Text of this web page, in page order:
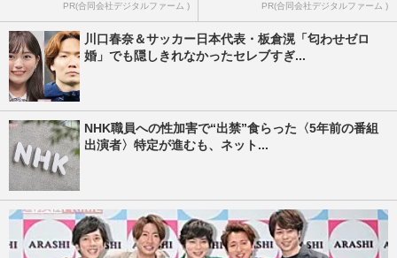
PR(合同会社デジタルファーム ) PR(合同会社デジタルファーム )
川口春奈＆サッカー日本代表・板倉滉「匂わせゼロ
婚」でも隠しきれなかったセレブすぎ...
NHK職員への性加害で“出禁”食らった〈5年前の番組
出演者〉特定が進むも、ネット...